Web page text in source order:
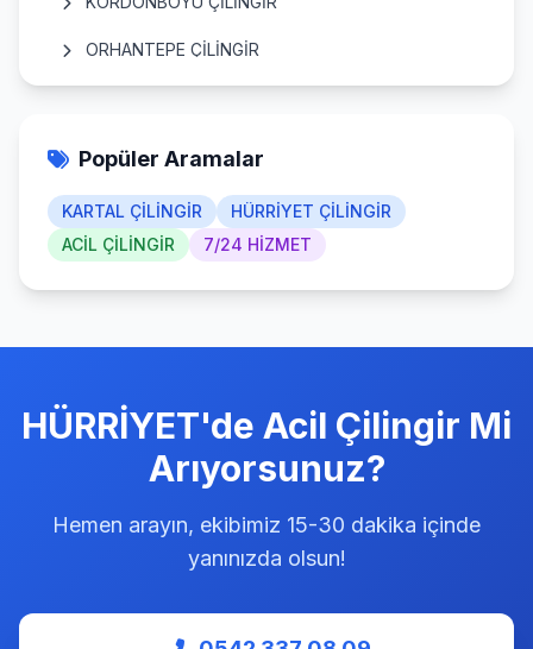
ORHANTEPE ÇİLİNGİR
TOPSELVİ ÇİLİNGİR
UĞUR MUMCU ÇİLİNGİR
YAKACIK ÇİLİNGİR
YUNUS ÇİLİNGİR
Popüler Aramalar
KARTAL ÇİLİNGİR
HÜRRİYET ÇİLİNGİR
ACİL ÇİLİNGİR
7/24 HİZMET
HÜRRİYET'de Acil Çilingir Mi
Arıyorsunuz?
Hemen arayın, ekibimiz 15-30 dakika içinde
yanınızda olsun!